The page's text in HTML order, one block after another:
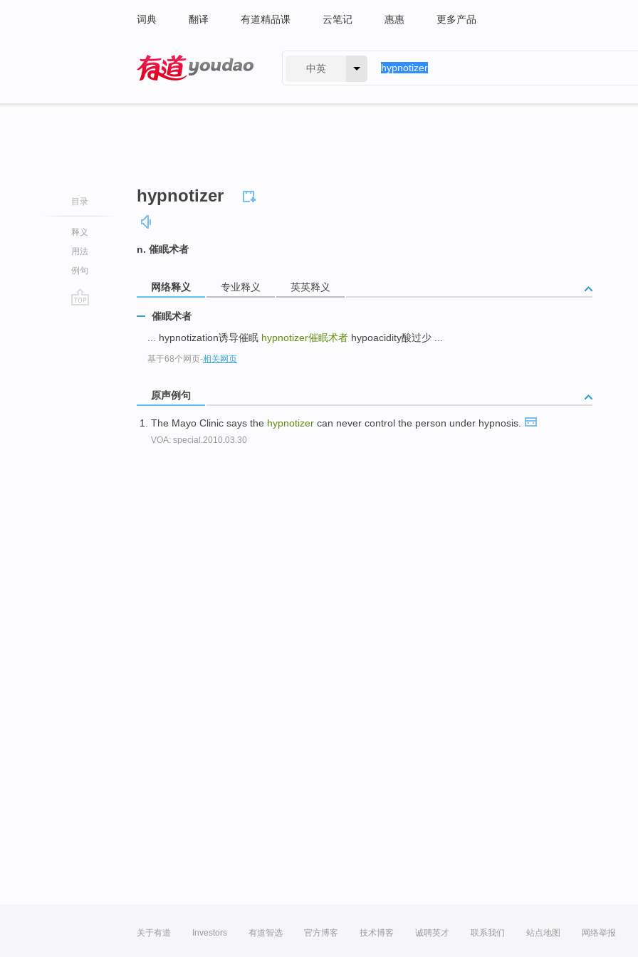
词典 翻译 有道精品课 云笔记 惠惠 更多产品
中英
目录
释义
用法
例句
hypnotizer
n. 催眠术者
网络释义 专业释义 英英释义
催眠术者
... hypnotization诱导催眠 hypnotizer催眠术者 hypoacidity酸过少 ...
基于68个网页-相关网页
原声例句
The Mayo Clinic says the hypnotizer can never control the person under hypnosis.
VOA: special.2010.03.30
关于有道 Investors 有道智选 官方博客 技术博客 诚聘英才 联系我们 站点地图 网络举报